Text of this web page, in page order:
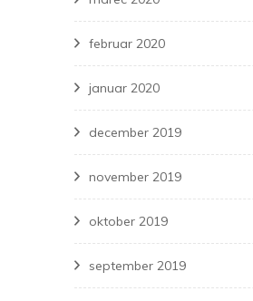
februar 2020
januar 2020
december 2019
november 2019
oktober 2019
september 2019